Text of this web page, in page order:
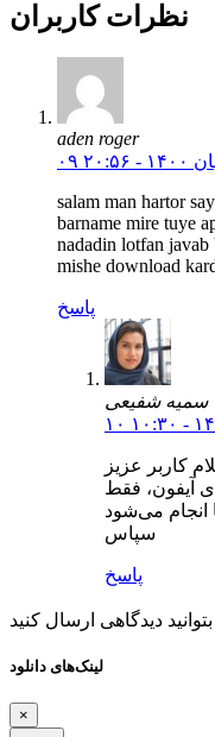
نظرات کاربران
aden roger
۱۴۰۰ - ۲۰:۵۶
salam man hartor
barname mire tuye
nadadin lotfan
mishe download
پاسخ
سمیه شفیعی
آیفون، فقط
سپاس
پاسخ
لینک‌های دانلود
×